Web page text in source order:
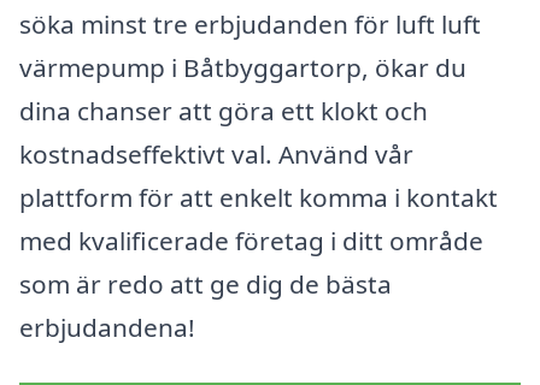
söka minst tre erbjudanden för luft luft
värmepump i Båtbyggartorp, ökar du
dina chanser att göra ett klokt och
kostnadseffektivt val. Använd vår
plattform för att enkelt komma i kontakt
med kvalificerade företag i ditt område
som är redo att ge dig de bästa
erbjudandena!